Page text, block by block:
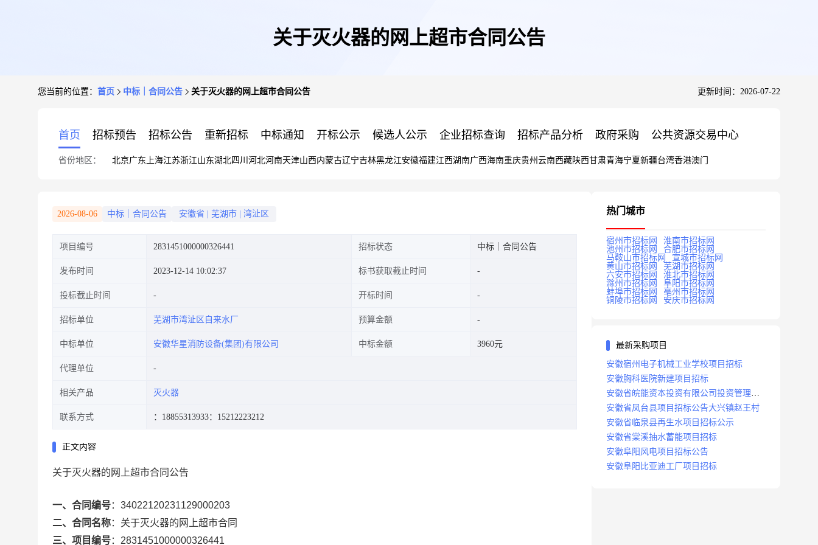
关于灭火器的网上超市合同公告
您当前的位置： 首页 中标｜合同公告 关于灭火器的网上超市合同公告 更新时间：2026-07-22
首页 招标预告 招标公告 重新招标 中标通知 开标公示 候选人公示 企业招标查询 招标产品分析 政府采购 公共资源交易中心
省份地区： 北京广东 上海江苏浙江山东湖北四川 河北河南天津山西内蒙古辽宁吉林黑龙江安徽福建江西湖南广西海南重庆贵州 云南西藏陕西甘肃青海宁夏新疆台湾香港澳门
2026-08-06 中标｜合同公告 安徽省 芜湖市 湾沚区
项目编号 2831451000000326441 招标状态 中标｜合同公告
发布时间 2023-12-14 10:02:37 标书获取截止时间
投标截止时间 开标时间
招标单位 芜湖市湾沚区自来水厂 预算金额
中标单位 安徽华星消防设备(集团)有限公司 中标金额 3960元
代理单位
相关产品 灭火器
联系方式 ：18855313933：15212223212
正文内容
关于灭火器的网上超市合同公告
一、合同编号： 34022120231129000203
二、合同名称： 关于灭火器的网上超市合同
三、项目编号： 2831451000000326441
热门城市
宿州市招标网
淮南市招标网
池州市招标网
合肥市招标网
马鞍山市招标网
宣城市招标网
黄山市招标网
芜湖市招标网
六安市招标网
淮北市招标网
滁州市招标网
阜阳市招标网
蚌埠市招标网
亳州市招标网
铜陵市招标网
安庆市招标网
最新采购项目
安徽宿州电子机械工业学校项目招标
安徽胸科医院新建项目招标
安徽省皖能资本投资有限公司投资管理系
统建设项目招标
安徽省凤台县项目招标公告大兴镇赵王村
安徽省临泉县再生水项目招标公示
安徽省棠溪抽水蓄能项目招标
安徽阜阳风电项目招标公告
安徽阜阳比亚迪工厂项目招标